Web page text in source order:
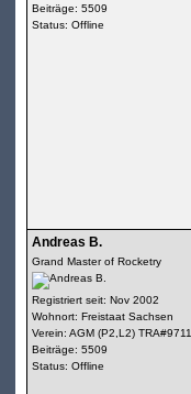
Beiträge: 5509
Status: Offline
Andreas B.
Grand Master of Rocketry
Registriert seit: Nov 2002
Wohnort: Freistaat Sachsen
Verein: AGM (P2,L2) TRA#9711
Beiträge: 5509
Status: Offline